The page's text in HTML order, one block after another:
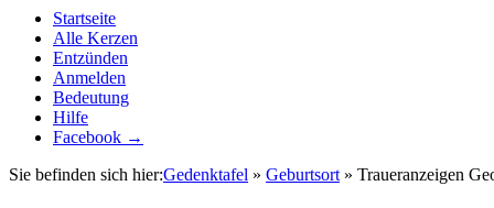
Startseite
Alle Kerzen
Entzünden
Anmelden
Bedeutung
Hilfe
Facebook →
Sie befinden sich hier:Gedenktafel » Geburtsort » Traueranzeigen